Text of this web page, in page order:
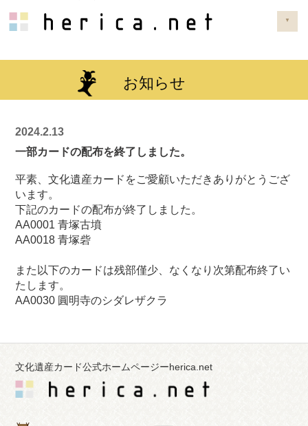
▼
お知らせ
2024.2.13
一部カードの配布を終了しました。
平素、文化遺産カードをご愛顧いただきありがとうござ
います。
下記のカードの配布が終了しました。
AA0001 青塚古墳
AA0018 青塚砦
また以下のカードは残部僅少、なくなり次第配布終了い
たします。
AA0030 圓明寺のシダレザクラ
文化遺産カード公式ホームページーherica.net